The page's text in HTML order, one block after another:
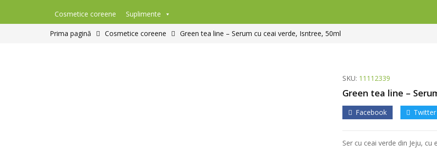
Cosmetice coreene Suplimente
Prima pagină Cosmetice coreene Green tea line – Serum cu ceai verde, Isntree, 50ml
SKU: 11112339
Green tea line –
Facebook Twitter
Ser cu ceai verde din Jeju,